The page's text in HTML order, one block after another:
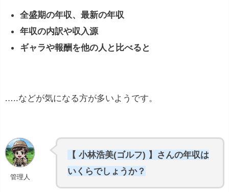
全盛期の年収、最新の年収
年収の内訳や収入源
ギャラや報酬を他の人と比べると
…..などが気になる方が多いようです。
管理人
【 小林浩美(ゴルフ) 】さんの年収は
いくらでしょうか？